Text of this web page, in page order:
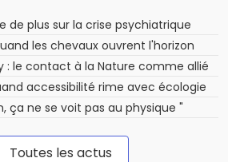
de plus sur la crise psychiatrique
les chevaux ouvrent l'horizon
: le contact à la Nature comme allié
accessibilité rime avec écologie
ça ne se voit pas au physique "
Toutes les actus